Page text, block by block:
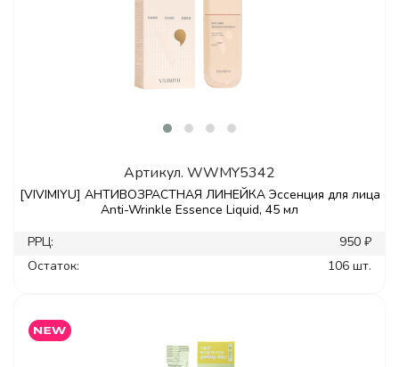
Артикул. WWMY5342
[VIVIMIYU] АНТИВОЗРАСТНАЯ ЛИНЕЙКА Эссенция для лица
Anti-Wrinkle Essence Liquid, 45 мл
РРЦ:
950 ₽
Остаток:
106 шт.